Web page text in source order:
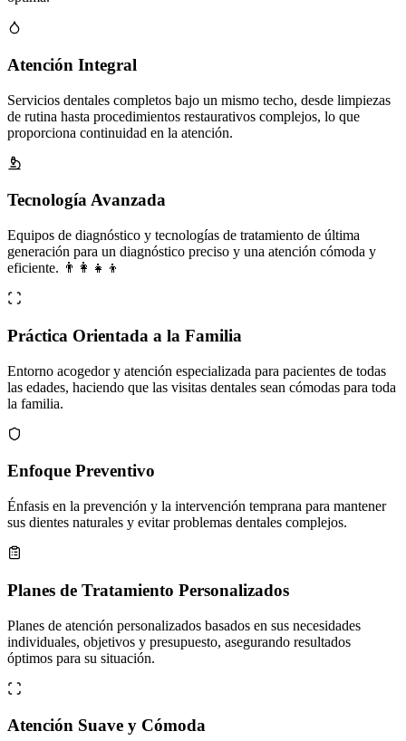
Atención Integral
Servicios dentales completos bajo un mismo techo, desde limpiezas
de rutina hasta procedimientos restaurativos complejos, lo que
proporciona continuidad en la atención.
Tecnología Avanzada
Equipos de diagnóstico y tecnologías de tratamiento de última
generación para un diagnóstico preciso y una atención cómoda y
eficiente. 👨‍👩‍👧‍👦
Práctica Orientada a la Familia
Entorno acogedor y atención especializada para pacientes de todas
las edades, haciendo que las visitas dentales sean cómodas para toda
la familia.
Enfoque Preventivo
Énfasis en la prevención y la intervención temprana para mantener
sus dientes naturales y evitar problemas dentales complejos.
Planes de Tratamiento Personalizados
Planes de atención personalizados basados en sus necesidades
individuales, objetivos y presupuesto, asegurando resultados
óptimos para su situación.
Atención Suave y Cómoda